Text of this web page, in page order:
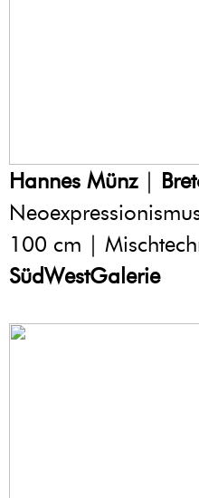
Hannes Münz|
100 cm |
SüdWestGalerie